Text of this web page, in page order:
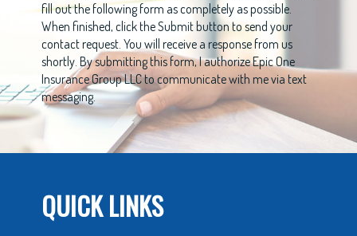
fill out the following form as completely as possible.
When finished, click the Submit button to send your
contact request. You will receive a response from us
shortly. By submitting this form, I authorize Epic One
Insurance Group LLC to communicate with me via text
messaging.
QUICK LINKS